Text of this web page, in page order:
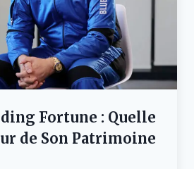
Fortune : Quelle
de Son Patrimoine